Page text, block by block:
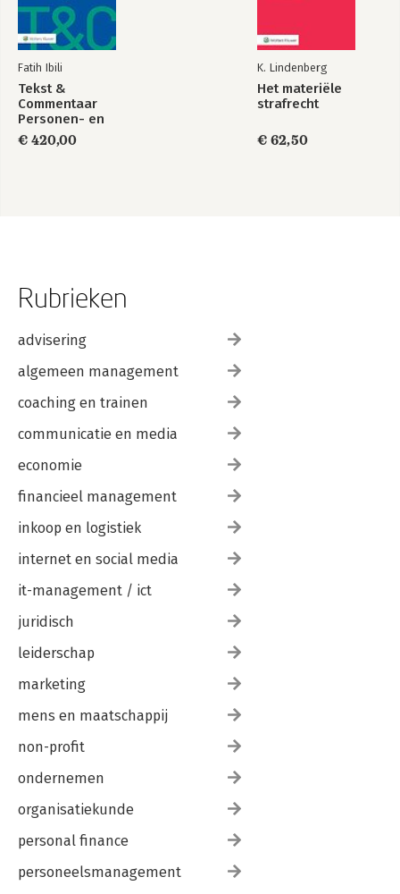
Fatih Ibili
Tekst &
Commentaar
Personen- en
Familierecht
€ 420,00
K. Lindenberg
Het materiële
strafrecht
€ 62,50
Rubrieken
advisering
algemeen management
coaching en trainen
communicatie en media
economie
financieel management
inkoop en logistiek
internet en social media
it-management / ict
juridisch
leiderschap
marketing
mens en maatschappij
non-profit
ondernemen
organisatiekunde
personal finance
personeelsmanagement